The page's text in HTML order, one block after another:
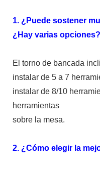
1. ¿Puede sostener
¿Hay varias opciones?
El torno de bancada
instalar de 5 a 7
instalar de 8/10
herramientas
sobre la mesa.
2. ¿Cómo elegir la